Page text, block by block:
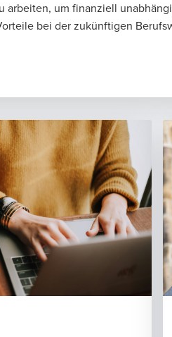
arbeiten, um finanziell
bei der zukünftigen